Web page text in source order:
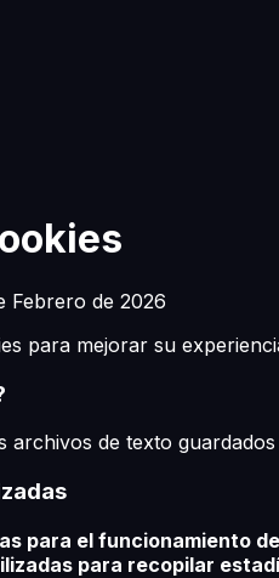
Febrero de 2026
para mejorar su
archivos de texto
para el funcionamiento
para recopilar